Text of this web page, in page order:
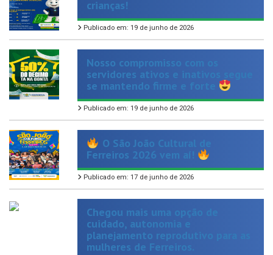
Publicado em: 19 de junho de 2026
Nosso compromisso com os
servidores ativos e inativos segue
se mantendo firme e forte
Publicado em: 19 de junho de 2026
O São João Cultural de
Ferreiros 2026 vem aí!
Publicado em: 17 de junho de 2026
Chegou mais uma opção de
cuidado, autonomia e
planejamento reprodutivo para as
mulheres de Ferreiros.
Publicado em: 14 de maio de 2026